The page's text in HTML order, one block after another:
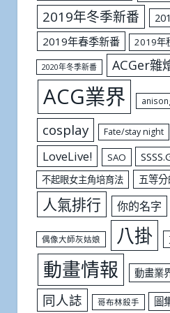
2019年冬季新番
2019年春季新番
2019年
2020年冬季新番 ACGer雜
ACG業界
cosplay Fate/stay night
LoveLive! SAO
不起眼女主角培育法 五等
人氣排行 你的名字
偶像大師灰姑娘 八掛
動畫情報 動畫業
同人誌 哥布林殺手 圖